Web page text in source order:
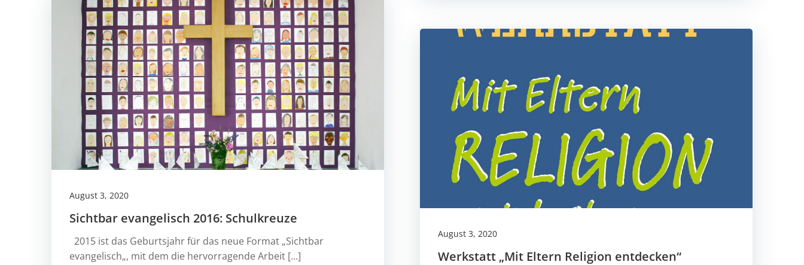
August 3, 2020
Sichtbar evangelisch 2016: Schulkreuze
2015 ist das Geburtsjahr für das neue Format „Sichtbar
evangelisch„, mit dem die hervorragende Arbeit […]
August 3, 2020
Werkstatt „Mit Eltern Religion entdecken“